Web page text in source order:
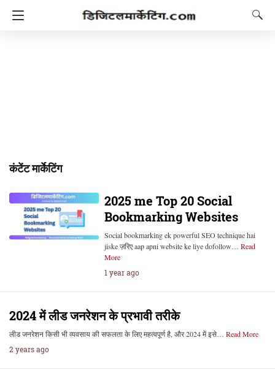
कंटेंट मार्केटिंग
2025 me Top 20 Social
Bookmarking Websites
Social bookmarking ek powerful SEO technique hai
jiske ज़रिए aap apni website ke liye dofollow… Read
More
1 year ago
2024 में लीड जनरेशन के प्रभावी तरीके
लीड जनरेशन किसी भी व्यवसाय की सफलता के लिए महत्वपूर्ण है, और 2024 में इसे… Read More
2 years ago